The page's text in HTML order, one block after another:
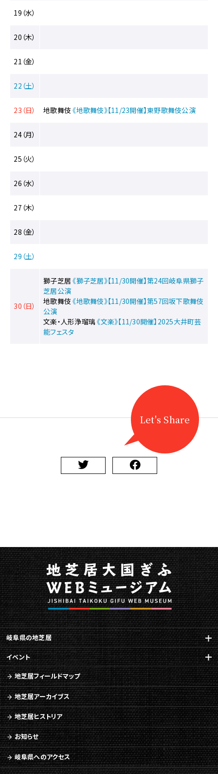
19（水）
20（木）
21（金）
22（土）
23（日） 地歌舞伎 《地歌舞伎》【11/23開催】東野歌舞伎公演
24（月）
25（火）
26（水）
27（木）
28（金）
29（土）
30（日）
獅子芝居 《獅子芝居》【11/30開催】第24回岐阜県獅子
芝居公演
地歌舞伎 《地歌舞伎》【11/30開催】第57回坂下歌舞伎
公演
文楽・人形浄瑠璃 《文楽》【11/30開催】2025大井町芸
能フェスタ
Let's Share
岐阜県の地芝居
イベント
地芝居フィールドマップ
地芝居アーカイブス
地芝居ヒストリア
お知らせ
岐阜県へのアクセス